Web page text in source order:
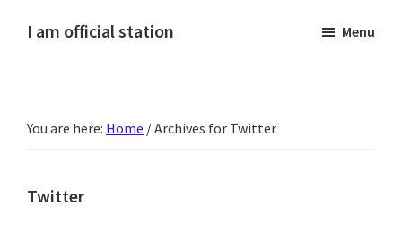
I am official station
fréttir
og
Menu
You are here: Home /Archives for Twitter
Twitter